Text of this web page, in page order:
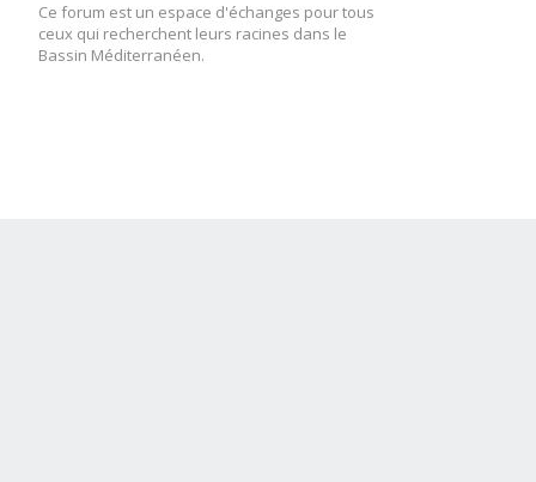
Ce forum est un espace d'échanges pour tous
ceux qui recherchent leurs racines dans le
Bassin Méditerranéen.